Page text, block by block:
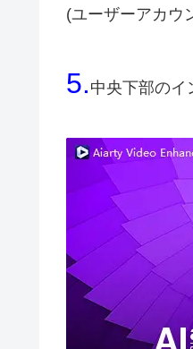
(ユーザーアカウ
5. 中央下部のイ